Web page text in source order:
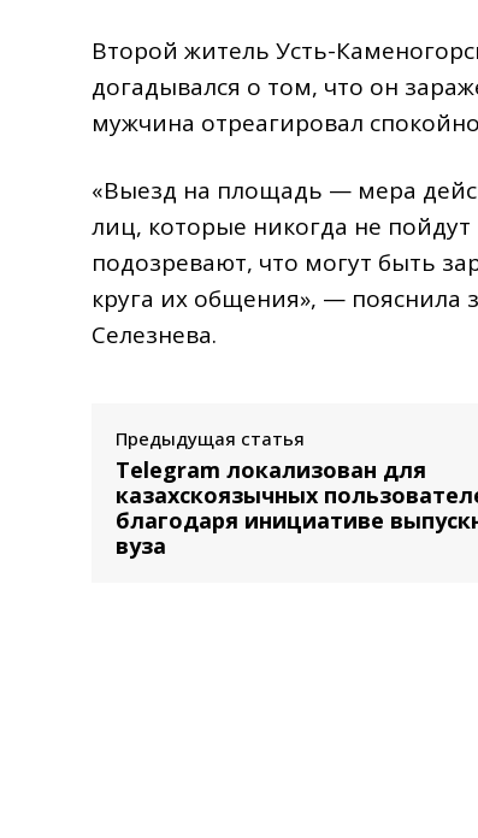
Второй житель Усть-
догадывался о том, что он
мужчина отреагировал
«Выезд на площадь — мера
лиц, которые никогда не
подозревают, что могут быть
круга их общения», —
Селезнева.
Предыдущая статья
Telegram локализован для
казахскоязычных
благодаря инициативе
вуза